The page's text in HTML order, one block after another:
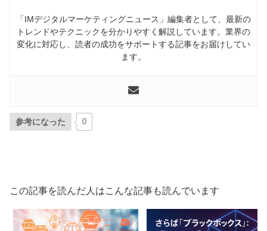
「IMデジタルマーケティングニュース」編集者として、最新の
トレンドやテクニックを分かりやすく解説しています。業界の
変化に対応し、読者の成功をサポートする記事をお届けしてい
ます。
参考になった 0
この記事を読んだ人はこんな記事も読んでいます